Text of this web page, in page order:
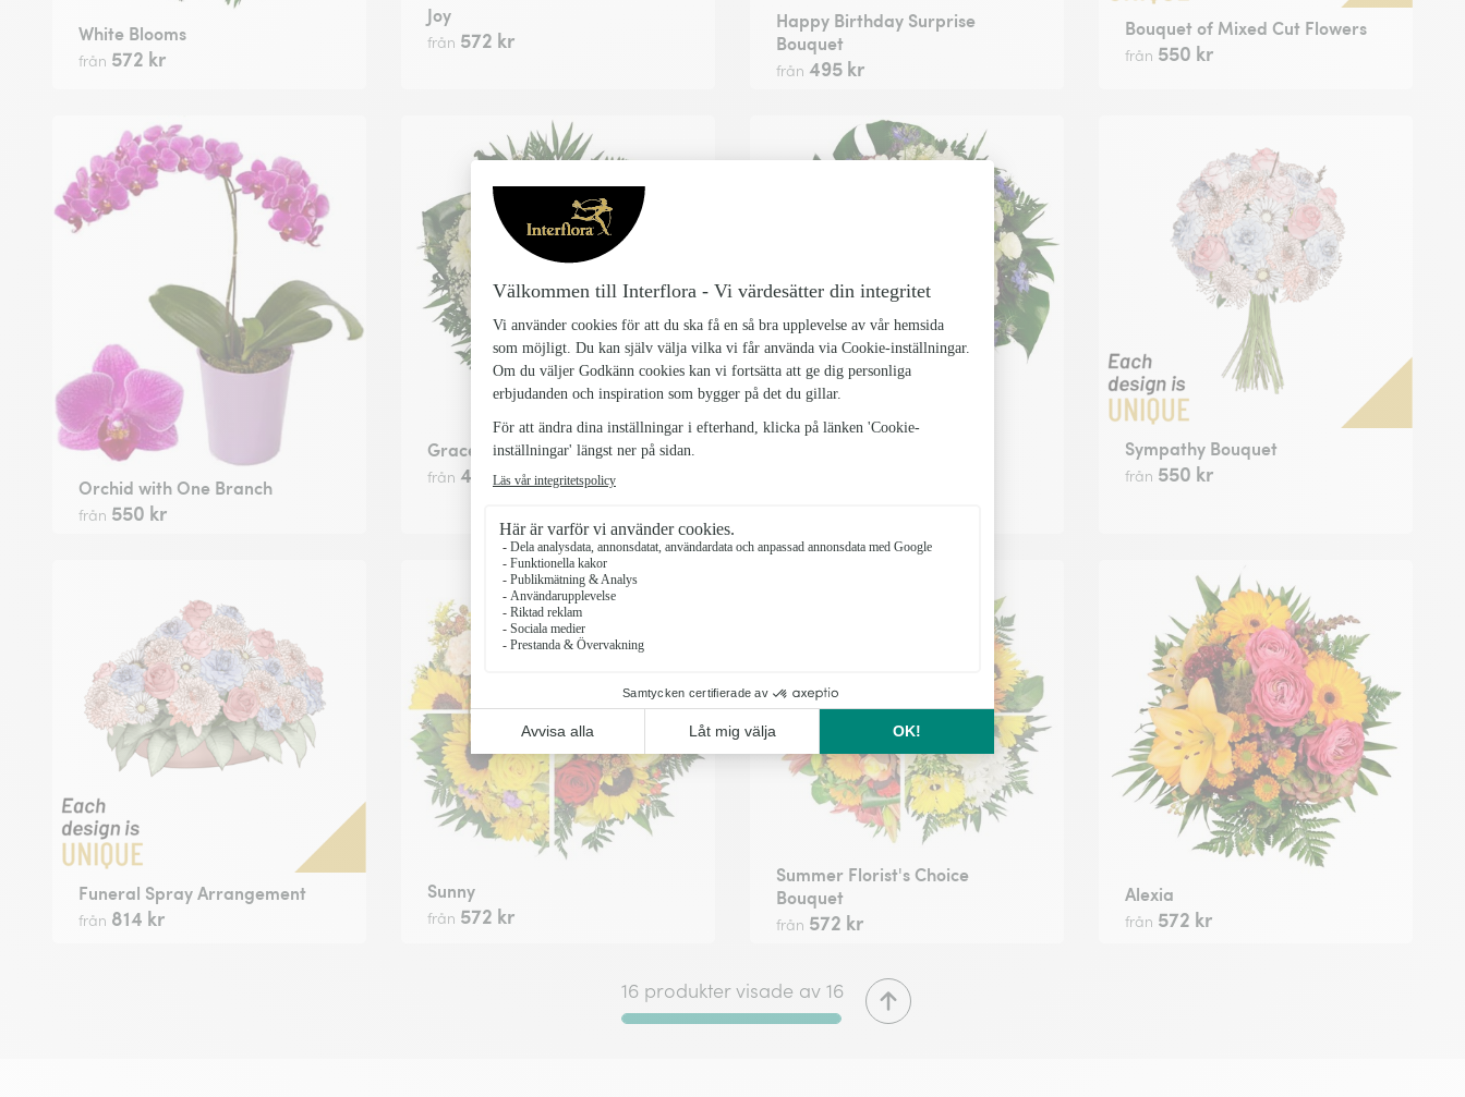
White Blooms
från 572 kr
Joy
från 572 kr
Happy Birthday Surprise
Bouquet
från 495 kr
Bouquet of Mixed Cut Flowers
från 550 kr
Orchid with One Branch
från 550 kr
Grace
från 495 kr
Indigo
Sympathy Bouquet
från 550 kr
Funeral Spray Arrangement
från 814 kr
Sunny
från 572 kr
Summer Florist's Choice
Bouquet
från 572 kr
Alexia
från 572 kr
16 produkter visade av 16